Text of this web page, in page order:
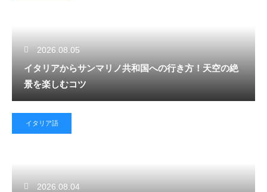
2026.08.05
イタリアからサンマリノ共和国への行き方！天空の絶
景を楽しむコツ
イタリア語
2026.08.04